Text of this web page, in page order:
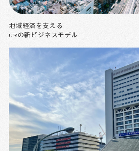
地域経済を支える
URの新ビジネスモデル